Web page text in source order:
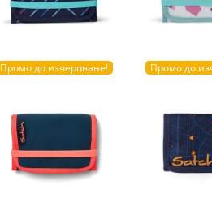
Промо до изчерпване! Промо до